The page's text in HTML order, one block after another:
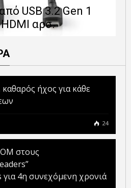
USB 3.2 Gen 1
αρσ.
ήχος για κάθε
24
στους
4η συνεχόμενη χρονιά